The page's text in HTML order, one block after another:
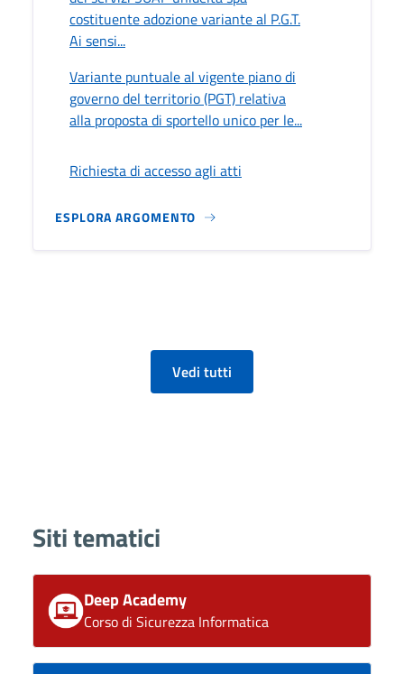
costituente adozione variante al P.G.T.
Ai sensi...
Variante puntuale al vigente piano di
governo del territorio (PGT) relativa
alla proposta di sportello unico per le...
Richiesta di accesso agli atti
ESPLORA ARGOMENTO
Vedi tutti
Siti tematici
Deep Academy
Corso di Sicurezza Informatica